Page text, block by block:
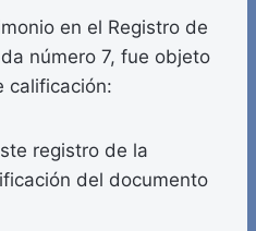
en el Registro de
número 7, fue objeto
calificación:
registro de la
del documento